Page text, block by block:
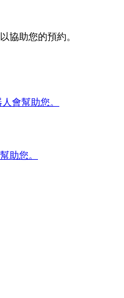
協助您的預約。
會幫助您。
助您。